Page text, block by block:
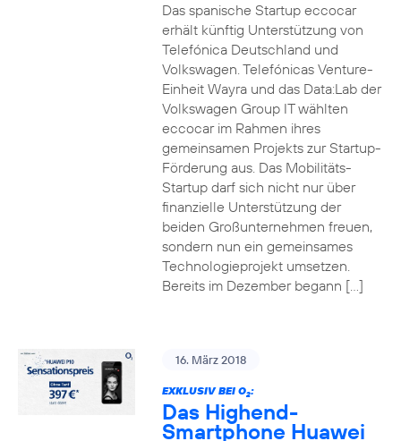
Das spanische Startup eccocar
erhält künftig Unterstützung von
Telefónica Deutschland und
Volkswagen. Telefónicas Venture-
Einheit Wayra und das Data:Lab der
Volkswagen Group IT wählten
eccocar im Rahmen ihres
gemeinsamen Projekts zur Startup-
Förderung aus. Das Mobilitäts-
Startup darf sich nicht nur über
finanzielle Unterstützung der
beiden Großunternehmen freuen,
sondern nun ein gemeinsames
Technologieprojekt umsetzen.
Bereits im Dezember begann […]
16. März 2018
EXKLUSIV BEI O2:
Das Highend-
Smartphone Huawei